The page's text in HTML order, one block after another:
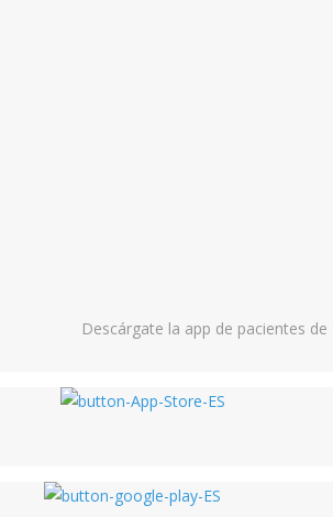
Descárgate la app de pacientes